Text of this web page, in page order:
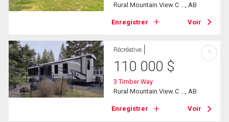
Rural Mountain View C ..., AB
Enregistrer Voir
Récréative
110 000 $
3 Timber Way
Rural Mountain View C ..., AB
Enregistrer Voir
?